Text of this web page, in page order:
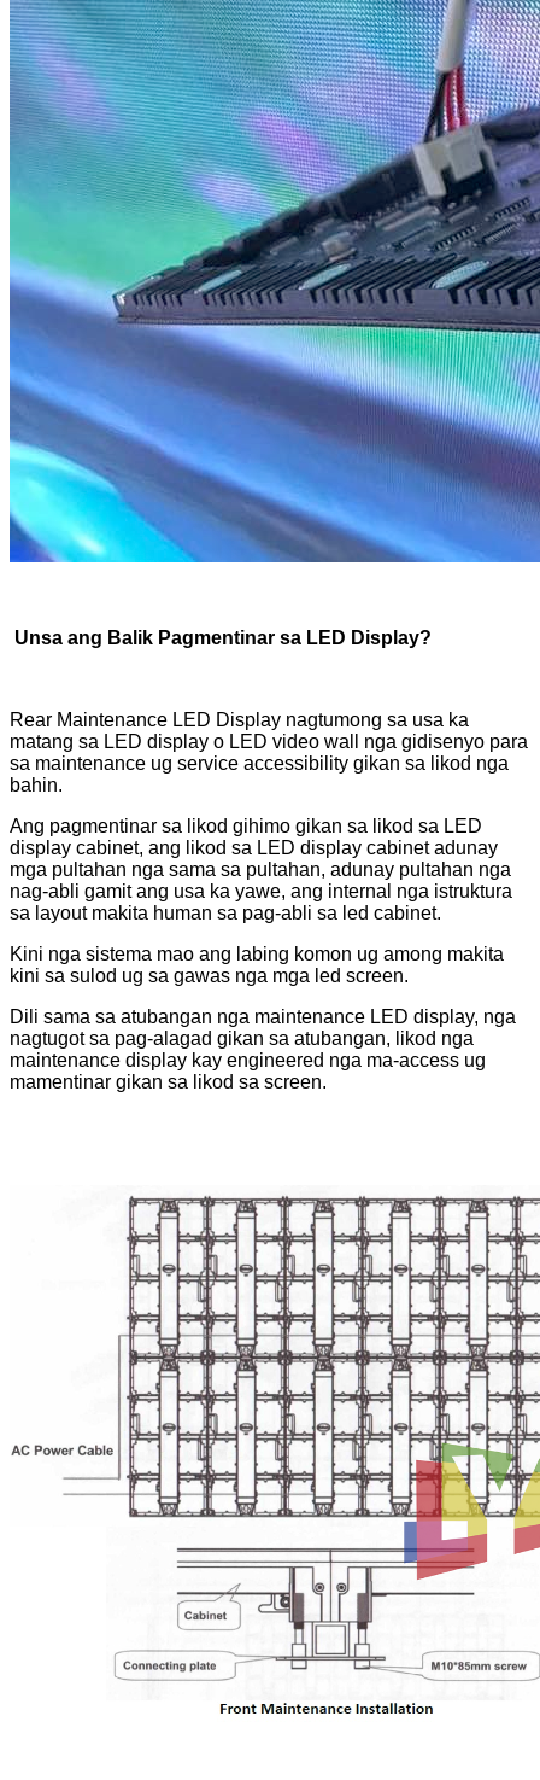
Unsa ang Balik Pagmentinar sa LED Display?
Rear Maintenance LED Display nagtumong sa usa ka
matang sa LED display o LED video wall nga gidisenyo para
sa maintenance ug service accessibility gikan sa likod nga
bahin.
Ang pagmentinar sa likod gihimo gikan sa likod sa LED
display cabinet, ang likod sa LED display cabinet adunay
mga pultahan nga sama sa pultahan, adunay pultahan nga
nag-abli gamit ang usa ka yawe, ang internal nga istruktura
sa layout makita human sa pag-abli sa led cabinet.
Kini nga sistema mao ang labing komon ug among makita
kini sa sulod ug sa gawas nga mga led screen.
Dili sama sa atubangan nga maintenance LED display, nga
nagtugot sa pag-alagad gikan sa atubangan, likod nga
maintenance display kay engineered nga ma-access ug
mamentinar gikan sa likod sa screen.